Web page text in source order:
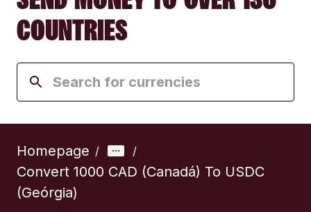
COUNTRIES
Homepage / /
Convert 1000 CAD (Canadá) To USDC
(Geórgia)